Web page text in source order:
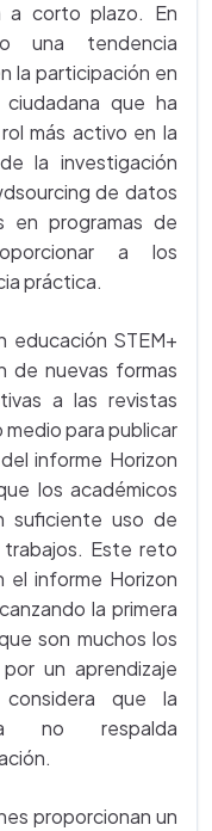
a corto plazo. En
una tendencia
la participación en
que ha
más activo en la
la investigación
de datos
en programas de
a los
práctica.
educación STEM+
de nuevas formas
a las revistas
para publicar
informe Horizon
los académicos
suficiente uso de
trabajos. Este reto
informe Horizon
la primera
son muchos los
un aprendizaje
que la
no respalda
proporcionan un